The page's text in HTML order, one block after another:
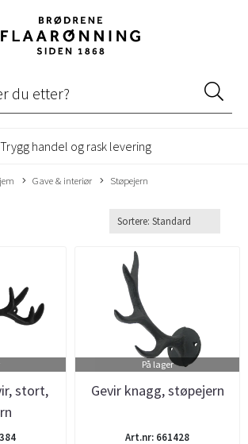
Trygg handel og rask levering
Gave & interiør Støpejern
stort,
På lager
Gevir knagg, støpejern
Art.nr: 661428